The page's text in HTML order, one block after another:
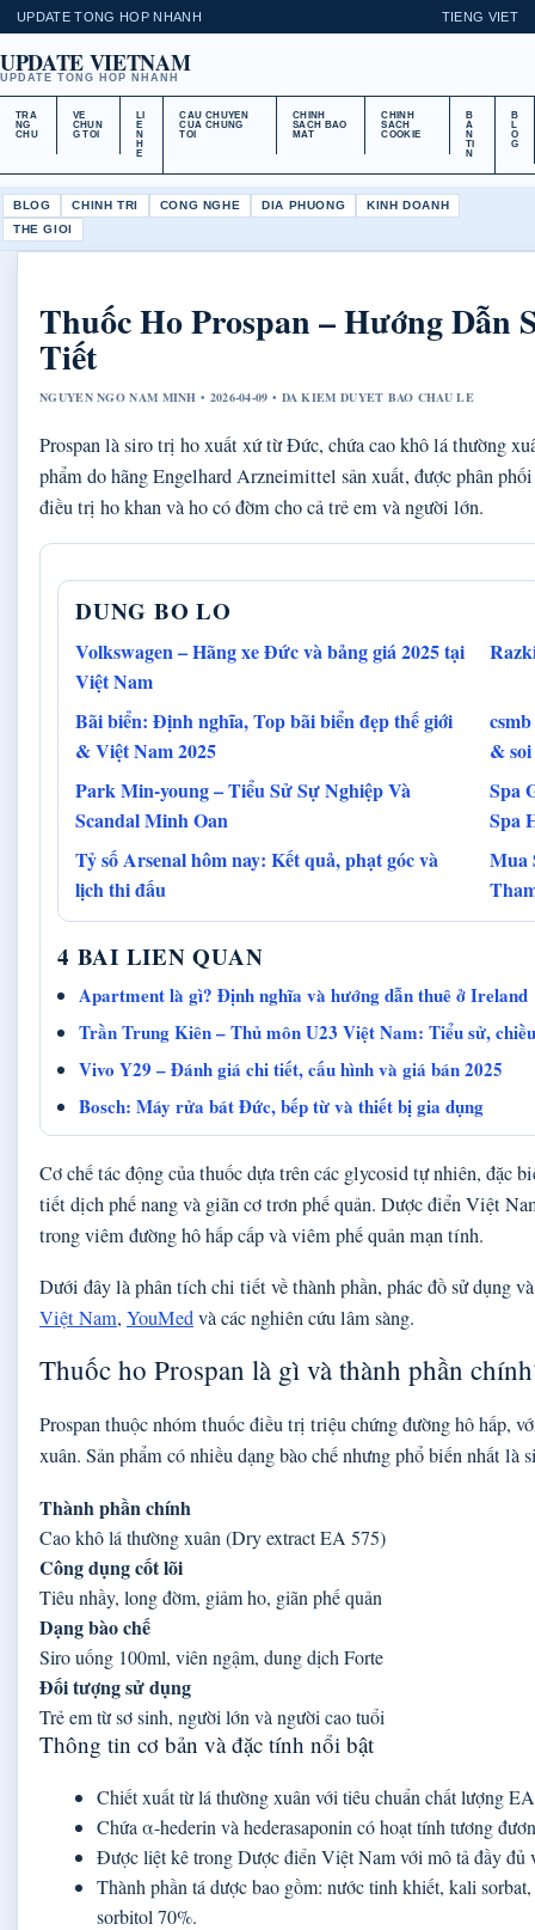
UPDATE TONG HOP NHANH TIENG VIET
UPDATE VIETNAM
UPDATE TONG HOP NHANH
TRA
NG
CHU
VE
CHUN
G TOI
LI
E
N
H
E
CAU CHUYEN
CUA CHUNG
TOI
CHINH
SACH BAO
MAT
CHINH
SACH
COOKIE
B
A
N
TI
N
B
L
O
G
BLOG CHINH TRI CONG NGHE DIA PHUONG
KINH DOANH
THE GIOI
Thuốc Ho Prospan – Hướng Dẫn
Tiết
NGUYEN NGO NAM MINH • 2026-04-09 • DA KIEM DUYET BAO CHAU LE
Prospan là siro trị ho xuất xứ từ Đức, chứa cao khô lá thường
phẩm do hãng Engelhard Arzneimittel sản xuất, được phân
điều trị ho khan và ho có đờm cho cả trẻ em và người lớn.
DUNG BO LO
Volkswagen – Hãng xe Đức và bảng giá 2025 tại
Việt Nam
Bãi biển: Định nghĩa, Top bãi biển đẹp thế giới
& Việt Nam 2025
&
Park Min-young – Tiểu Sử Sự Nghiệp Và
Scandal Minh Oan
Spa
Spa
Tỷ số Arsenal hôm nay: Kết quả, phạt góc và
lịch thi đấu
Mua
4 BAI LIEN QUAN
Apartment là gì? Định nghĩa và hướng dẫn thuê ở Ireland
Trần Trung Kiên – Thủ môn U23 Việt Nam: Tiểu sử,
Vivo Y29 – Đánh giá chi tiết, cấu hình và giá bán 2025
Bosch: Máy rửa bát Đức, bếp từ và thiết bị gia dụng
Cơ chế tác động của thuốc dựa trên các glycosid tự nhiên, đặc
tiết dịch phế nang và giãn cơ trơn phế quản. Dược điển Việt
trong viêm đường hô hấp cấp và viêm phế quản mạn tính.
Dưới đây là phân tích chi tiết về thành phần, phác đồ sử dụng
Việt Nam, YouMedvà các nghiên cứu lâm sàng.
Thuốc ho Prospan là gì và thành phần
Prospan thuộc nhóm thuốc điều trị triệu chứng đường hô hấp,
xuân. Sản phẩm có nhiều dạng bào chế nhưng phổ biến nhất là
Thành phần chính
Cao khô lá thường xuân (Dry extract EA 575)
Công dụng cốt lõi
Tiêu nhầy, long đờm, giảm ho, giãn phế quản
Dạng bào chế
Siro uống 100ml, viên ngậm, dung dịch Forte
Đối tượng sử dụng
Trẻ em từ sơ sinh, người lớn và người cao tuổi
Thông tin cơ bản và đặc tính nổi bật
Chiết xuất từ lá thường xuân với tiêu chuẩn chất lượng
Chứa α-hederin và hederasaponin có hoạt tính tương
Được liệt kê trong Dược điển Việt Nam với mô tả đầy đủ
Thành phần tá dược bao gồm: nước tinh khiết, kali
sorbitol 70%.